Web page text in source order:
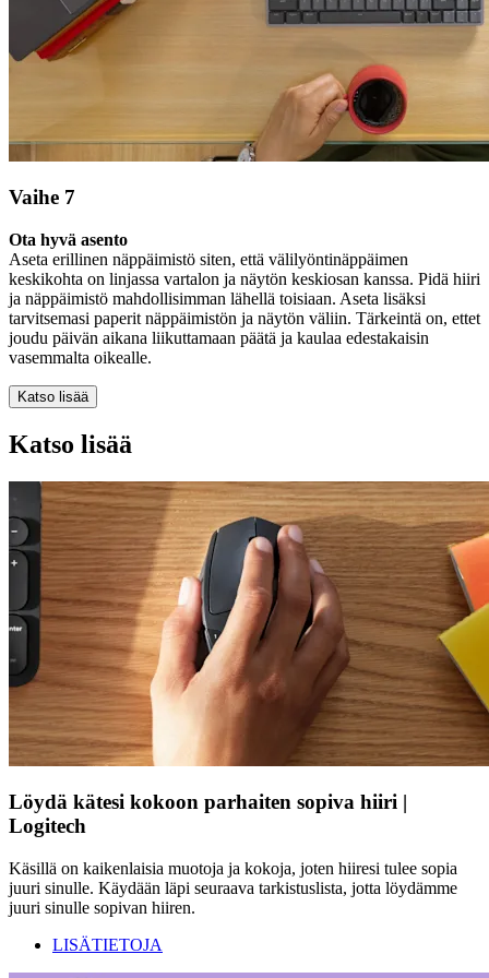
Vaihe 7
Ota hyvä asento
Aseta erillinen näppäimistö siten, että välilyöntinäppäimen
keskikohta on linjassa vartalon ja näytön keskiosan kanssa. Pidä hiiri
ja näppäimistö mahdollisimman lähellä toisiaan. Aseta lisäksi
tarvitsemasi paperit näppäimistön ja näytön väliin. Tärkeintä on, ettet
joudu päivän aikana liikuttamaan päätä ja kaulaa edestakaisin
vasemmalta oikealle.
Katso lisää
Katso lisää
Löydä kätesi kokoon parhaiten sopiva hiiri |
Logitech
Käsillä on kaikenlaisia muotoja ja kokoja, joten hiiresi tulee sopia
juuri sinulle. Käydään läpi seuraava tarkistuslista, jotta löydämme
juuri sinulle sopivan hiiren.
LISÄTIETOJA